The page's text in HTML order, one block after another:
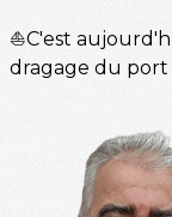
⛵C'est
dragage du port